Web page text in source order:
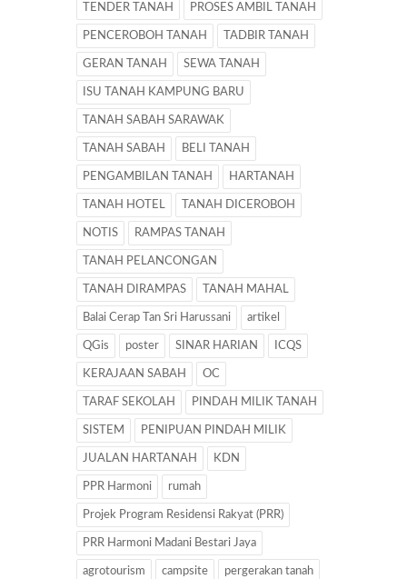
TENDER TANAH PROSES AMBIL TANAH
PENCEROBOH TANAH TADBIR TANAH
GERAN TANAH SEWA TANAH
ISU TANAH KAMPUNG BARU
TANAH SABAH SARAWAK
TANAH SABAH BELI TANAH
PENGAMBILAN TANAH HARTANAH
TANAH HOTEL TANAH DICEROBOH
NOTIS RAMPAS TANAH
TANAH PELANCONGAN
TANAH DIRAMPAS TANAH MAHAL
Balai Cerap Tan Sri Harussani artikel
QGis poster SINAR HARIAN ICQS
KERAJAAN SABAH OC
TARAF SEKOLAH PINDAH MILIK TANAH
SISTEM PENIPUAN PINDAH MILIK
JUALAN HARTANAH KDN
PPR Harmoni rumah
Projek Program Residensi Rakyat (PRR)
PRR Harmoni Madani Bestari Jaya
agrotourism campsite pergerakan tanah